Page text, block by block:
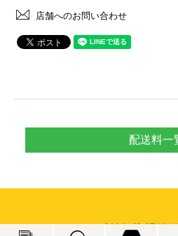
店舗へのお問い合わせ
配送料一